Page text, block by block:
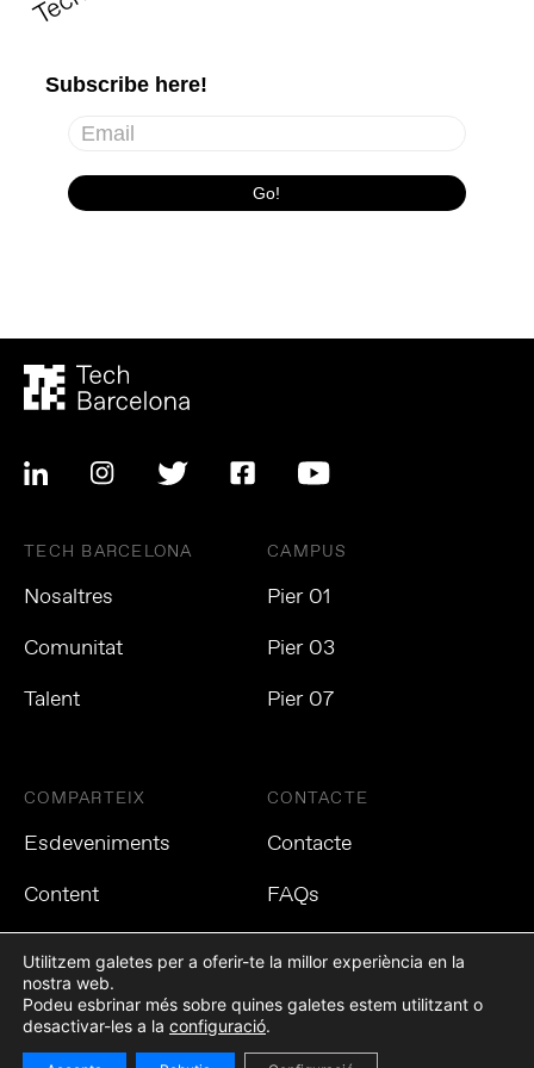
TECH BARCELONA
Nosaltres
Comunitat
Talent
CAMPUS
Pier 01
Pier 03
Pier 07
COMPARTEIX
Esdeveniments
Content
CONTACTE
Contacte
FAQs
Política de privacitat Política de cookies Avís Legal
Utilitzem galetes per a oferir-te la millor experiència en la
nostra web.
Podeu esbrinar més sobre quines galetes estem utilitzant o
desactivar-les a la configuració.